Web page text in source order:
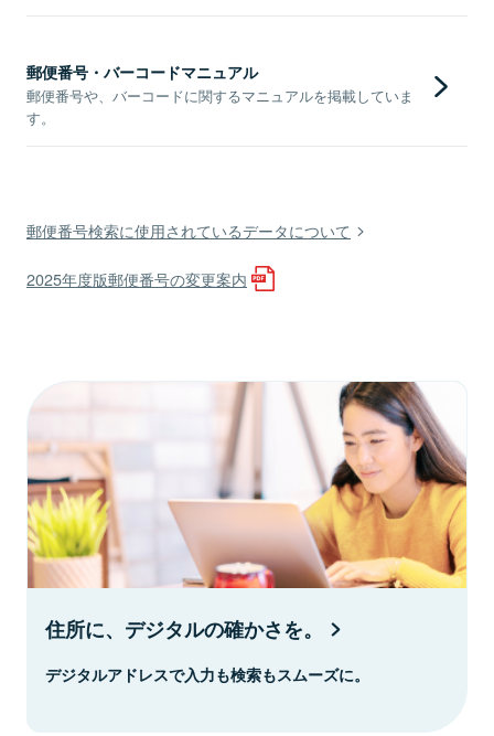
郵便番号・バーコードマニュアル
郵便番号や、バーコードに関するマニュアルを掲載していま
す。
郵便番号検索に使用されているデータについて
2025年度版郵便番号の変更案内
住所に、デジタルの確かさを。
デジタルアドレスで入力も検索もスムーズに。